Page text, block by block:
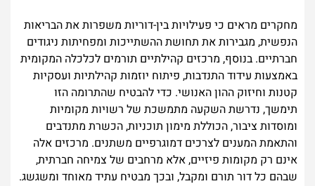
מחקרים מראים כי פעילויות בין-דוריות משפרות את הבריאות
הנפשית, מגבירות את תחושת ההשתייכות ומפחיתות ניגודים
חברתיים. בנוסף, מרכזים קהילתיים תורמים לכלכלה המקומית
באמצעות עידוד התנדבות, פיתוח יוזמות קהילתיות ועסקיות
קטנות וחיזוק ההון האנושי. כדי להבטיח שהתרומה הזו
תימשך, נדרשת השקעה מתמשכת של רשויות מקומיות
ומוסדות ציבור, הכוללת מימון תוכניות, הכשרת מתנדבים
והתאמת המענים לצרכים דמוגרפיים משתנים. מרכזים אלה
אינם רק מקומות פיזיים, אלא מרחבים של צמיחה חברתית,
שבהם כל דור תורם ומקבל, ובכך מבטיח עתיד מאוחד ומשגשג.